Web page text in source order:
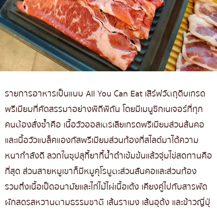
รายการอาหารเป็นแบบ All You Can Eat เสิร์ฟวัตถุดิบเกรด
พรีเมียมที่คัดสรรมาอย่างพิถีพิถัน โดยมีเมนูซิกเนเจอร์ที่ทุก
คนต้องสั่งซ้ำคือ เนื้อวัวออสเตรเลียเกรดพรีเมียมส่วนส้นคอ
และเนื้อวัวแบล็คแองกัสพรีเมียมส่วนท้องที่สไลด์มาได้ความ
หนากำลังดี ลวกในซุปสุกี้ยากี้น้ำดำเข้มข้นแล้วจุ่มไข่สดทานคือ
ที่สุด ส่วนสายหมูเขาก็มีหมูคุโรบูตะส่วนสันคอและส่วนท้อง
รวมถึงเนื้อเป็ดอนามัยและไก่ไม้ไผ่เนื้อเด้ง เคียงคู่ไปกับสารพัด
ผักสดรสหวานตามธรรมชาติ เส้นราเมง เส้นอุด้ง และข้าวญี่ปุ่